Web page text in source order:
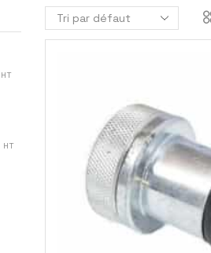
HT
HT